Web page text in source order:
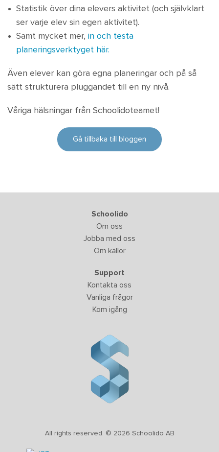
Statistik över dina elevers aktivitet (och självklart
ser varje elev sin egen aktivitet).
Samt mycket mer, in och testa
planeringsverktyget här.
Även elever kan göra egna planeringar och på så
sätt strukturera pluggandet till en ny nivå.
Våriga hälsningar från Schoolidoteamet!
Gå tillbaka till bloggen
Schoolido
Om oss
Jobba med oss
Om källor
Support
Kontakta oss
Vanliga frågor
Kom igång
All rights reserved. © 2026 Schoolido AB